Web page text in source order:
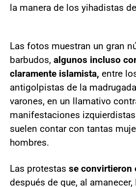
la manera de los yihadistas
Las fotos muestran un gran
barbudos, algunos incluso
claramente islamista, entre
antigolpistas de la
varones, en un llamativo
manifestaciones
suelen contar con tantas
hombres.
Las protestas se convirtieron
después de que, al